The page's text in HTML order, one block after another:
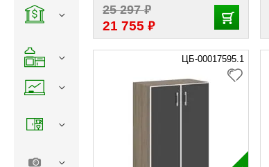
25 297₽
21 755 ₽
ЦБ-00017595.1